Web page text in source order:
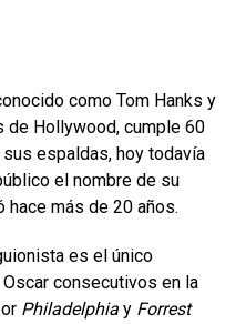
como Tom Hanks y
de Hollywood, cumple 60
espaldas, hoy todavía
el nombre de su
hace más de 20 años.
es el único
consecutivos en la
Philadelphiay Forrest